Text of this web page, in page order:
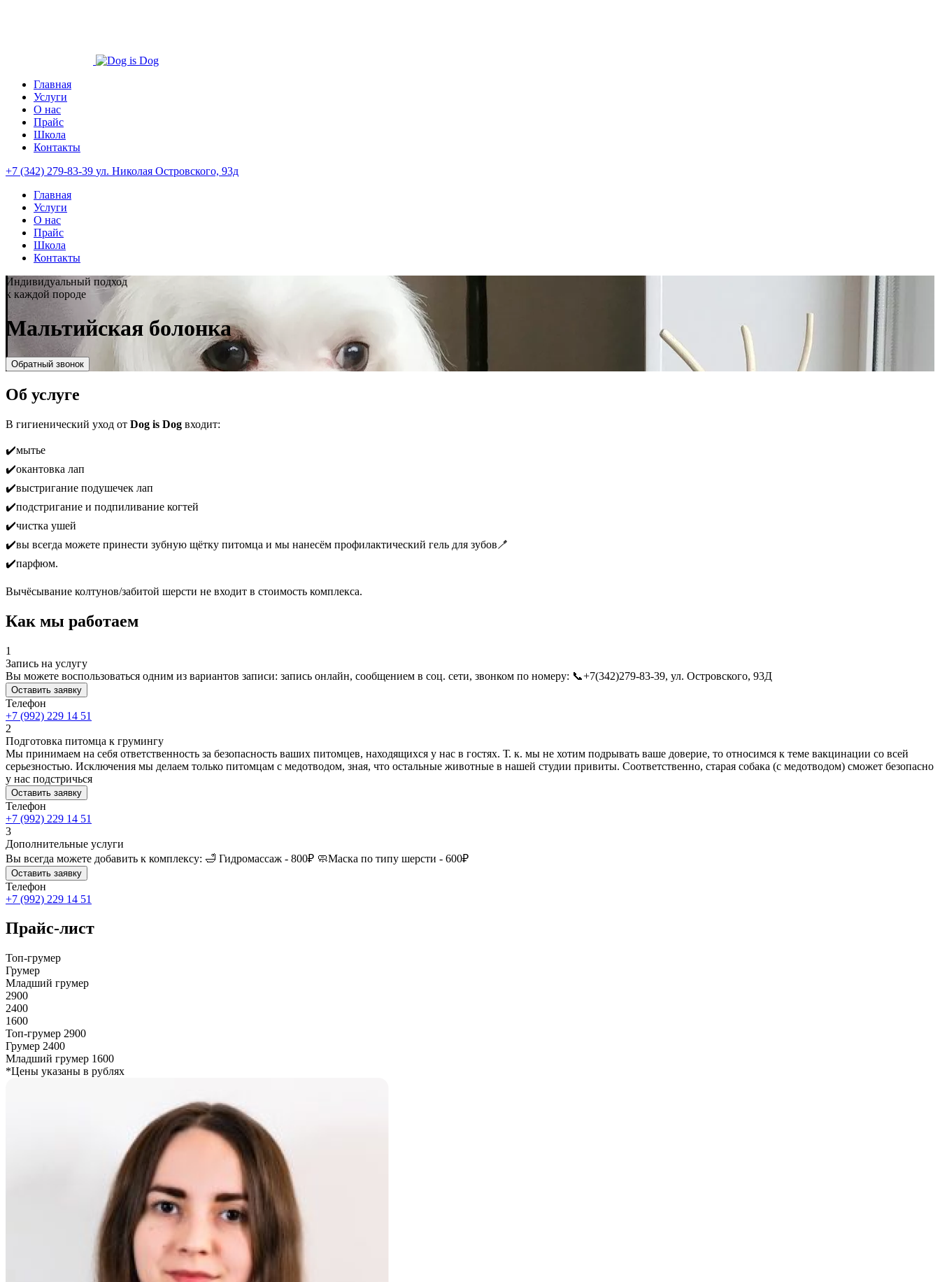
Главная
Услуги
О нас
Прайс
Школа
Контакты
+7 (342) 279-83-39 ул. Николая Островского, 93д
Главная
Услуги
О нас
Прайс
Школа
Контакты
Индивидуальный подход
к каждой породе
Мальтийская болонка
Обратный звонок
Об услуге
В гигиенический уход от Dog is Dog входит:
✔️мытье
✔️окантовка лап
✔️выстригание подушечек лап
✔️подстригание и подпиливание когтей
✔️чистка ушей
✔️вы всегда можете принести зубную щётку питомца и мы нанесём профилактический гель для зубов🪥
✔️парфюм.
Вычёсывание колтунов/забитой шерсти не входит в стоимость комплекса.
Как мы работаем
1
Запись на услугу
Вы можете воспользоваться одним из вариантов записи: запись онлайн, сообщением в соц. сети, звонком по номеру: 📞+7(342)279-83-39, ул. Островского, 93Д
Оставить заявку
Телефон
+7 (992) 229 14 51
2
Подготовка питомца к грумингу
Мы принимаем на себя ответственность за безопасность ваших питомцев, находящихся у нас в гостях. Т. к. мы не хотим подрывать ваше доверие, то относимся к теме вакцинации со всей
серьезностью. Исключения мы делаем только питомцам с медотводом, зная, что остальные животные в нашей студии привиты. Соответственно, старая собака (с медотводом) сможет безопасно
у нас подстричься
Оставить заявку
Телефон
+7 (992) 229 14 51
3
Дополнительные услуги
Вы всегда можете добавить к комплексу: 🛁 Гидромассаж - 800₽ 🧼Маска по типу шерсти - 600₽
Оставить заявку
Телефон
+7 (992) 229 14 51
Прайс-лист
Топ-грумер
Грумер
Младший грумер
2900
2400
1600
Топ-грумер 2900
Грумер 2400
Младший грумер 1600
*Цены указаны в рублях